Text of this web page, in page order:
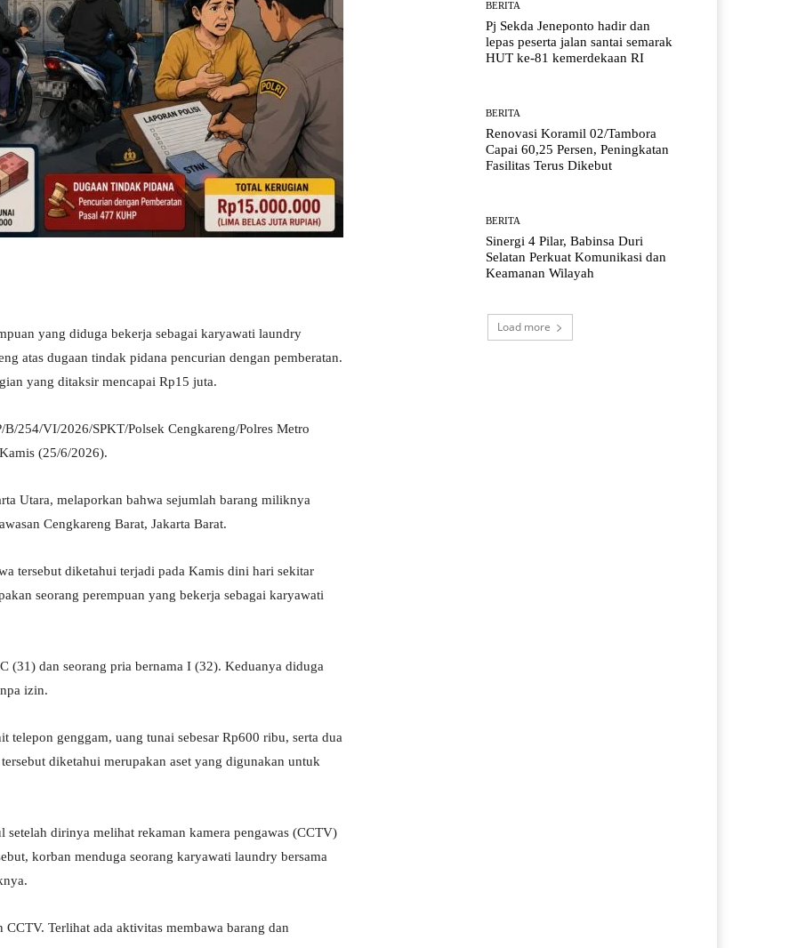
yang diduga bekerja sebagai karyawati laundry
atas dugaan tindak pidana pencurian dengan pemberatan.
yang ditaksir mencapai Rp15 juta.
254/VI/2026/SPKT/Polsek Cengkareng/Polres Metro
(25/6/2026).
Utara, melaporkan bahwa sejumlah barang miliknya
Cengkareng Barat, Jakarta Barat.
tersebut diketahui terjadi pada Kamis dini hari sekitar
seorang perempuan yang bekerja sebagai karyawati
(31) dan seorang pria bernama I (32). Keduanya diduga
izin.
genggam, uang tunai sebesar Rp600 ribu, serta dua
diketahui merupakan aset yang digunakan untuk
dirinya melihat rekaman kamera pengawas (CCTV)
korban menduga seorang karyawati laundry bersama
Terlihat ada aktivitas membawa barang dan
BERITA
Pj Sekda Jeneponto hadir dan
lepas peserta jalan santai semarak
HUT ke-81 kemerdekaan RI
BERITA
Renovasi Koramil 02/Tambora
Capai 60,25 Persen, Peningkatan
Fasilitas Terus Dikebut
BERITA
Sinergi 4 Pilar, Babinsa Duri
Selatan Perkuat Komunikasi dan
Keamanan Wilayah
Load more